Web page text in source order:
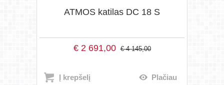
ATMOS katilas DC 18 S
€2 691,00 €4 145,00
Į krepšelį Plačiau